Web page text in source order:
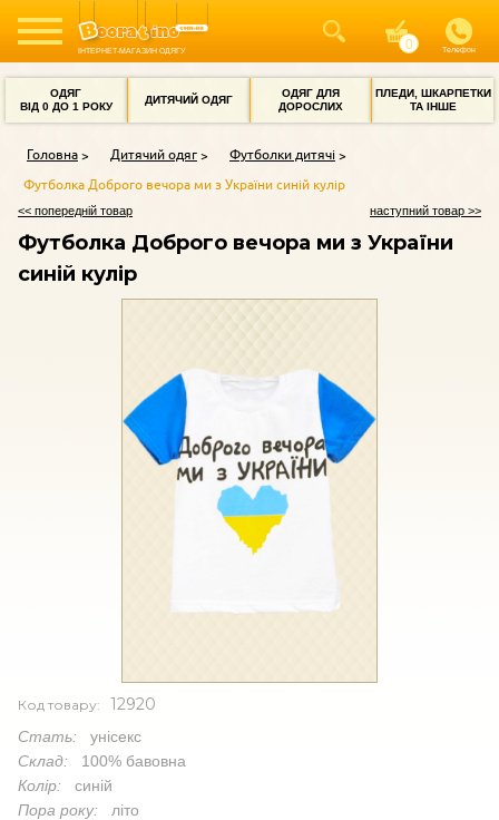
ІНТЕРНЕТ-МАГАЗИН ОДЯГУ Телефон
ОДЯГ
ВІД 0 ДО 1 РОКУ
ДИТЯЧИЙ ОДЯГ
ОДЯГ ДЛЯ
ДОРОСЛИХ
ПЛЕДИ, ШКАРПЕТКИ
ТА ІНШЕ
Головна Дитячий одяг
Футболки дитячі
Футболка Доброго вечора ми з України синій кулір
<< попередній товар наступний товар >>
Футболка Доброго вечора ми з України
синій кулір
Код товару: 12920
Стать: унісекс
Склад: 100% бавовна
Колір: синій
Пора року: літо